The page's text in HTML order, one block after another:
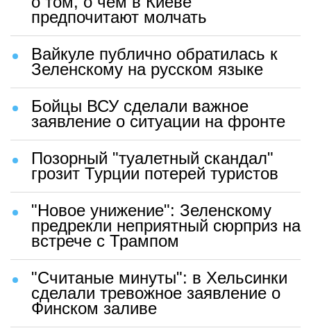
предпочитают молчать
Вайкуле публично обратилась к
Зеленскому на русском языке
Бойцы ВСУ сделали важное
заявление о ситуации на фронте
Позорный "туалетный скандал"
грозит Турции потерей туристов
"Новое унижение": Зеленскому
предрекли неприятный сюрприз на
встрече с Трампом
"Считаные минуты": в Хельсинки
сделали тревожное заявление о
Финском заливе